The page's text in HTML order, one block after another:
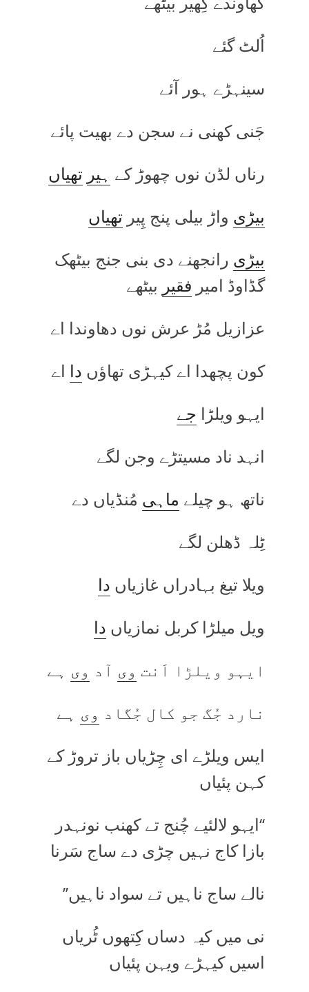
اُلٹ گئے
سینہڑے ہور آئے
جَنی کھنی نے سجن دے بھیت پائے
رناں لڈن نوں چھوڑ کے ہیر تھیاں
بیڑی واڑ بیلی پنج پِیر تھیاں
بیڑی رانجھنے دی بنی جنج بیٹھک
گڈاوڈ امیر فقیر بیٹھے
عزازیل مُڑ عرش نوں دھاوندا اے
کون پچھدا اے کیہڑی تھاؤں دا اے
ایہو ویلڑا جے
انہد ناد مسیتڑے وجن لگے
ناتھ ہو چیلے ماہی مُنڈیاں دے
ٹِلہ ڈھلن لگے
ویلا تیغ بہادراں غازیاں دا
ویل میلڑا کربل نمازیاں دا
ایہو ویلڑا اَنت وی آد وی ہے
نارد جُگ جو کال جُگاد وی ہے
ایس ویلڑے ای چِڑیاں باز تروڑ کے
کہن پئیاں
‘‘ایہو لالئیے چُنج تے کھنب نونہدر
بازا کاج نہیں چڑی دے ساج سَرنا
نالے ساج ناہیں تے سواد ناہیں’’
نی میں کیہ دساں کِتھوں ٹُریاں
اسیں کیہڑے ویہن پئیاں